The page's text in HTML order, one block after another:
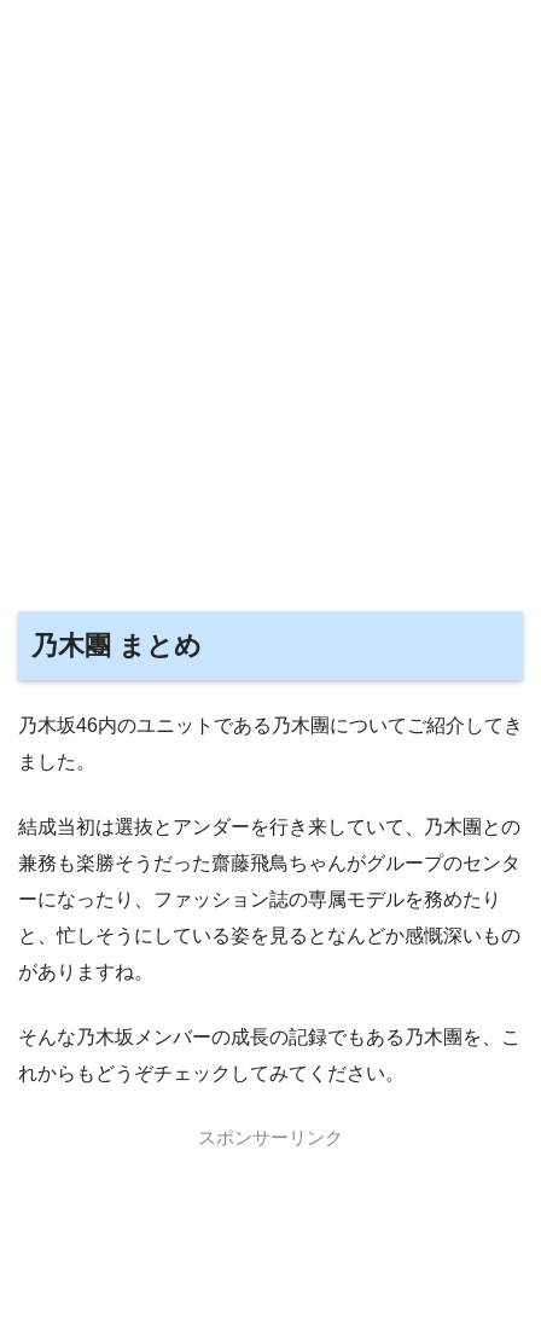
乃木團 まとめ
乃木坂46内のユニットである乃木團についてご紹介してき
ました。
結成当初は選抜とアンダーを行き来していて、乃木團との
兼務も楽勝そうだった齋藤飛鳥ちゃんがグループのセンタ
ーになったり、ファッション誌の専属モデルを務めたり
と、忙しそうにしている姿を見るとなんどか感慨深いもの
がありますね。
そんな乃木坂メンバーの成長の記録でもある乃木團を、こ
れからもどうぞチェックしてみてください。
スポンサーリンク